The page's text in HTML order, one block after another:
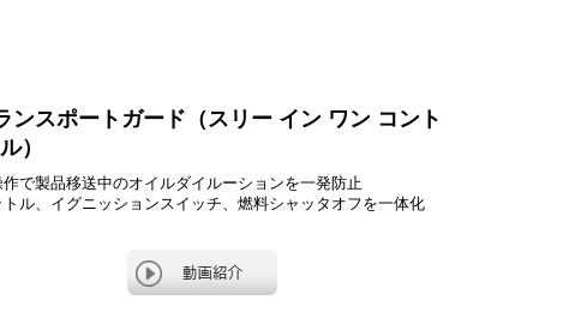
ンスポートガード（スリー イン ワン コント
）
で製品移送中のオイルダイルーションを一発防止
トル、イグニッションスイッチ、燃料シャッタオフを一体化